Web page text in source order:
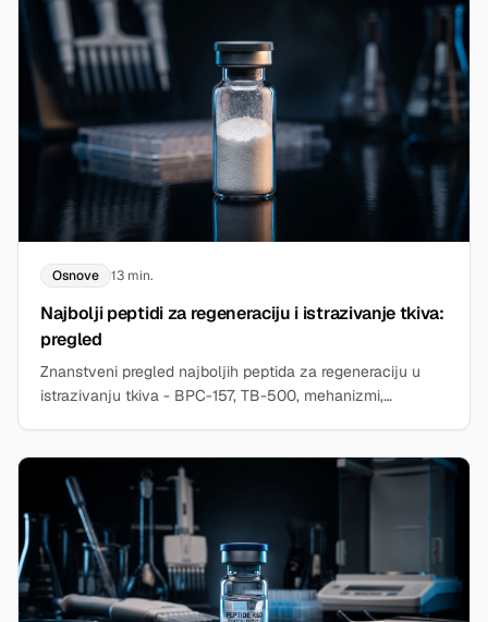
Osnove 13 min.
Najbolji peptidi za regeneraciju i istrazivanje tkiva:
pregled
Znanstveni pregled najboljih peptida za regeneraciju u
istrazivanju tkiva - BPC-157, TB-500, mehanizmi,